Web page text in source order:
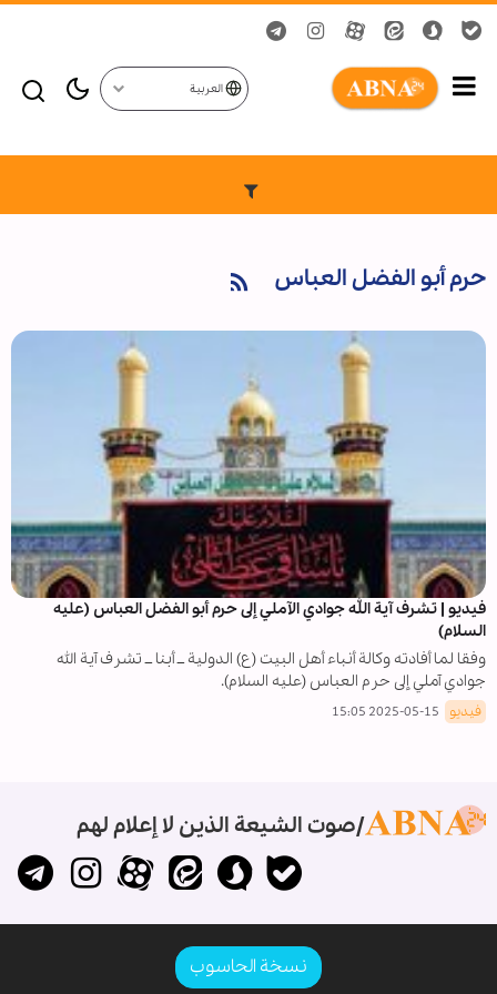
العربية
حرم أبو الفضل العباس
فیديو | تشرف آية اللّٰه جوادي الآملي إلى حرم أبو الفضل العباس (عليه
السلام)
وفقا لما أفادته وكالة أنباء أهل البيت (ع) الدولية ــ أبنا ــ تشرف آیة الله
جوادي آملي إلى حرم العباس (عليه السلام).
فيديو 2025-05-15 15:05
صوت الشيعة الذين لا إعلام لهم
نسخة الحاسوب